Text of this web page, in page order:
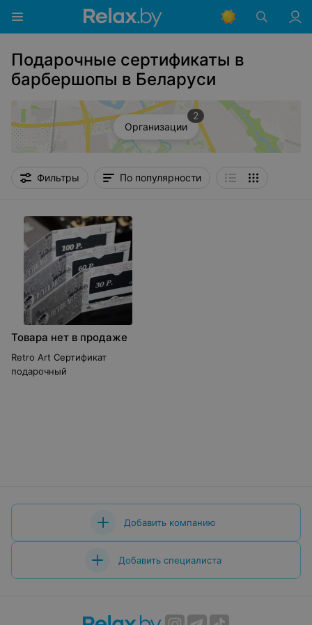
Подарочные сертификаты в
барбершопы в Беларуси
Организации
2
Фильтры По популярности
Товара нет в продаже
Retro Art Сертификат
подарочный
Добавить компанию
Добавить специалиста